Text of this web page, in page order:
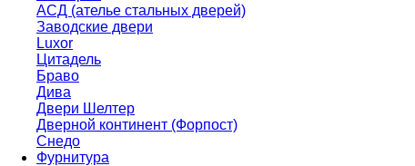
АСД (ателье стальных дверей)
Заводские двери
Luxor
Цитадель
Браво
Дива
Двери Шелтер
Дверной континент (Форпост)
Снедо
Фурнитура